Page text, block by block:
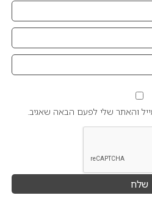
והאתר שלי לפעם הבאה שאגיב.